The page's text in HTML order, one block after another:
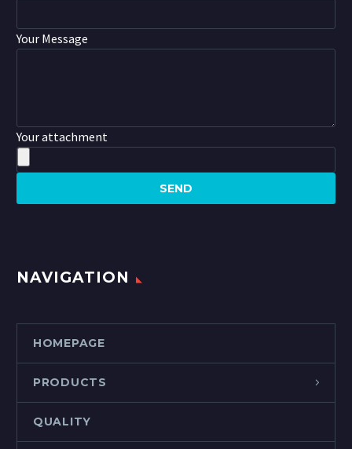
Your Message
Your attachment
NAVIGATION
HOMEPAGE
PRODUCTS
QUALITY